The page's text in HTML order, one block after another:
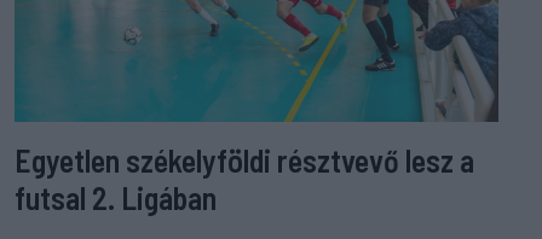
Egyetlen székelyföldi résztvevő lesz a
futsal 2. Ligában